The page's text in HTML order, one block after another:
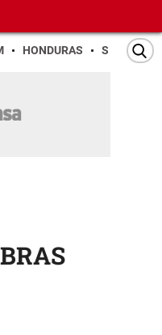
HONDURAS SAN PEDRO